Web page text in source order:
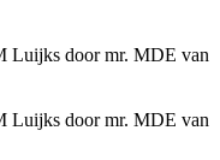
Luijks door mr. MDE van
Luijks door mr. MDE van